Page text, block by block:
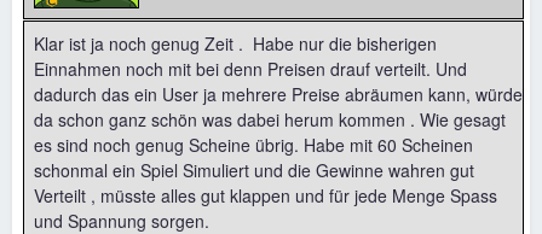
Klar ist ja noch genug Zeit . Habe nur die bisherigen
Einnahmen noch mit bei denn Preisen drauf verteilt. Und
dadurch das ein User ja mehrere Preise abräumen kann, würde
da schon ganz schön was dabei herum kommen . Wie gesagt
es sind noch genug Scheine übrig. Habe mit 60 Scheinen
schonmal ein Spiel Simuliert und die Gewinne wahren gut
Verteilt , müsste alles gut klappen und für jede Menge Spass
und Spannung sorgen.